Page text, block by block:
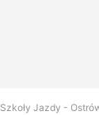
Szkoły Jazdy -